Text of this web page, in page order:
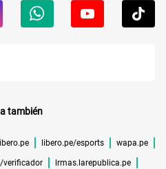
también
libero.pe/esports wapa.pe
verificador lrmas.larepublica.pe